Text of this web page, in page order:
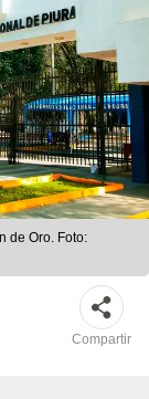
de Oro. Foto:
Compartir